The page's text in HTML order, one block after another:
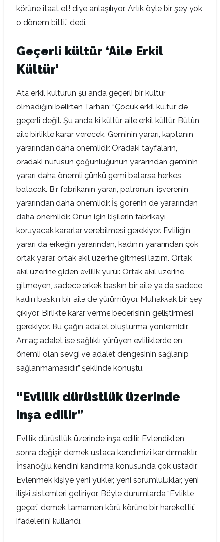
körüne itaat et! diye anlaşılıyor. Artık öyle bir şey yok,
o dönem bitti.” dedi.
Geçerli kültür ‘Aile Erkil
Kültür’
Ata erkil kültürün şu anda geçerli bir kültür
olmadığını belirten Tarhan; “Çocuk erkil kültür de
geçerli değil. Şu anda ki kültür, aile erkil kültür. Bütün
aile birlikte karar verecek. Geminin yararı, kaptanın
yararından daha önemlidir. Oradaki tayfaların,
oradaki nüfusun çoğunluğunun yararından geminin
yararı daha önemli çünkü gemi batarsa herkes
batacak. Bir fabrikanın yararı, patronun, işverenin
yararından daha önemlidir. İş görenin de yararından
daha önemlidir. Onun için kişilerin fabrikayı
koruyacak kararlar verebilmesi gerekiyor. Evliliğin
yararı da erkeğin yararından, kadının yararından çok
ortak yarar, ortak akıl üzerine gitmesi lazım. Ortak
akıl üzerine giden evlilik yürür. Ortak akıl üzerine
gitmeyen, sadece erkek baskın bir aile ya da sadece
kadın baskın bir aile de yürümüyor. Muhakkak bir şey
çıkıyor. Birlikte karar verme becerisinin geliştirmesi
gerekiyor. Bu çağın adalet oluşturma yöntemidir.
Amaç adalet ise sağlıklı yürüyen evliliklerde en
önemli olan sevgi ve adalet dengesinin sağlanıp
sağlanmamasıdır.” şeklinde konuştu.
“Evlilik dürüstlük üzerinde
inşa edilir”
Evlilik dürüstlük üzerinde inşa edilir. Evlendikten
sonra değişir demek ustaca kendimizi kandırmaktır.
İnsanoğlu kendini kandırma konusunda çok ustadır.
Evlenmek kişiye yeni yükler, yeni sorumluluklar, yeni
ilişki sistemleri getiriyor. Böyle durumlarda “Evlikte
geçer.” demek tamamen körü körüne bir harekettir.”
ifadelerini kullandı.